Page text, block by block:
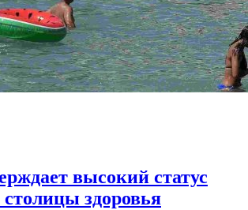
высокий статус
здоровья